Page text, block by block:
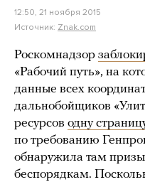
12:50, 21 ноября 2015
Источник: Znak.com
Роскомнадзор
«Рабочий путь», на
данные всех
дальнобойщиков
ресурсов одну
по требованию
обнаружила там
беспорядкам.